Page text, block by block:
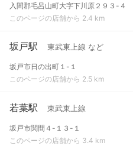
入間郡毛呂山町大字下川原２９３-４
このページの店舗から 2.4 km
坂戸駅 東武東上線 など
坂戸市日の出町１-１
このページの店舗から 2.5 km
若葉駅 東武東上線
坂戸市関間４-１３-１
このページの店舗から 3.4 km